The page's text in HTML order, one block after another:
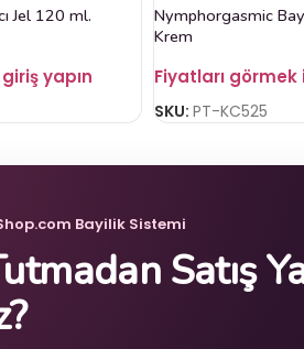
Jel 120 ml.
yapın
Nymphorgasmic
Krem
Fiyatları görmek
SKU: PT-KC525
Bayilik Sistemi
Satış